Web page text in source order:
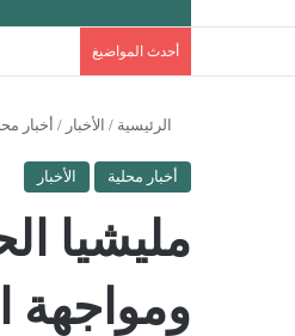
أحدث المواضيغ
الرئيسية / الأخبار / أخبار
أخبار محلية الأخبار
مليشيا
ومواجهة